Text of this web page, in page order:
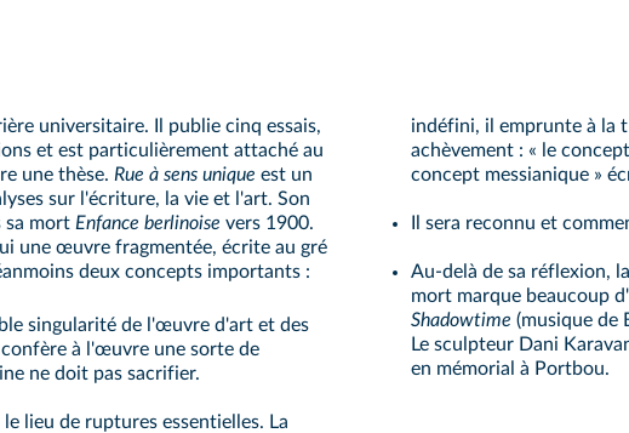
universitaire. Il publie cinq essais,
et est particulièrement attaché au
une thèse. Rue à sens unique est un
sur l'écriture, la vie et l'art. Son
sa mort Enfance berlinoise vers 1900.
une œuvre fragmentée, écrite au gré
deux concepts importants :
singularité de l'œuvre d'art et des
à l'œuvre une sorte de
ne doit pas sacrifier.
lieu de ruptures essentielles. La
indéfini, il emprunte à la
achèvement : « le
concept messianique »
Il sera reconnu et
Au-delà de sa réflexion,
mort marque beaucoup
Shadowtime (musique de
Le sculpteur Dani
en mémorial à Portbou.